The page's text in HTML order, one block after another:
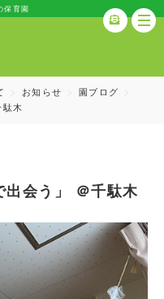
保育園
お知らせ
園ブログ
木
出会う」 ＠千駄木